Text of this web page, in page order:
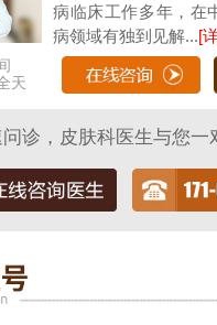
天
病临床工作多年，在
病领域有独到见解...[
诊，皮肤科医生与您一